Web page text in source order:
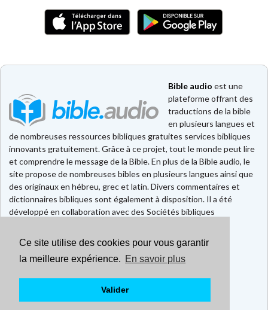
Ce site utilise des cookies pour vous garantir
la meilleure expérience. En savoir plus
Valider
Bible audio est une
plateforme offrant des
traductions de la bible
en plusieurs langues et
de nombreuses ressources bibliques gratuites services bibliques
innovants gratuitement. Grâce à ce projet, tout le monde peut lire
et comprendre le message de la Bible. En plus de la Bible audio, le
site propose de nombreuses bibles en plusieurs langues ainsi que
des originaux en hébreu, grec et latin. Divers commentaires et
dictionnaires bibliques sont également à disposition. Il a été
développé en collaboration avec des Sociétés bibliques
Faire un don
Contact